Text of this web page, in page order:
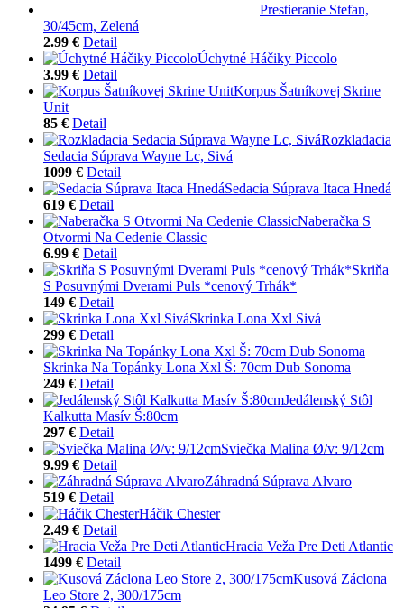
Prestieranie Stefan,
30/45cm, Zelená
2.99 € Detail
Úchytné Háčiky Piccolo
3.99 € Detail
Korpus Šatníkovej Skrine
Unit
85 € Detail
Rozkladacia
Sedacia Súprava Wayne Lc, Sivá
1099 € Detail
Sedacia Súprava Itaca Hnedá
619 € Detail
Naberačka S
Otvormi Na Cedenie Classic
6.99 € Detail
Skriňa
S Posuvnými Dverami Puls *cenový Trhák*
149 € Detail
Skrinka Lona Xxl Sivá
299 € Detail
Skrinka Na Topánky Lona Xxl Š: 70cm Dub Sonoma
249 € Detail
Jedálenský Stôl
Kalkutta Masív Š:80cm
297 € Detail
Sviečka Malina Ø/v: 9/12cm
9.99 € Detail
Záhradná Súprava Alvaro
519 € Detail
Háčik Chester
2.49 € Detail
Hracia Veža Pre Deti Atlantic
1499 € Detail
Kusová Záclona
Leo Store 2, 300/175cm